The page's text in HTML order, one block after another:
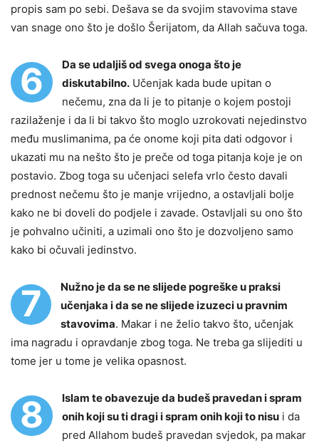
propis sam po sebi. Dešava se da svojim stavovima stave
van snage ono što je došlo Šerijatom, da Allah sačuva toga.
6
Da se udaljiš od svega onoga što je
diskutabilno. Učenjak kada bude upitan o
nečemu, zna da li je to pitanje o kojem postoji
razilaženje i da li bi takvo što moglo uzrokovati nejedinstvo
među muslimanima, pa će onome koji pita dati odgovor i
ukazati mu na nešto što je preče od toga pitanja koje je on
postavio. Zbog toga su učenjaci selefa vrlo često davali
prednost nečemu što je manje vrijedno, a ostavljali bolje
kako ne bi doveli do podjele i zavade. Ostavljali su ono što
je pohvalno učiniti, a uzimali ono što je dozvoljeno samo
kako bi očuvali jedinstvo.
7
Nužno je da se ne slijede pogreške u praksi
učenjaka i da se ne slijede izuzeci u pravnim
stavovima. Makar i ne želio takvo što, učenjak
ima nagradu i opravdanje zbog toga. Ne treba ga slijediti u
tome jer u tome je velika opasnost.
8
Islam te obavezuje da budeš pravedan i spram
onih koji su ti dragi i spram onih koji to nisu i da
pred Allahom budeš pravedan svjedok, pa makar